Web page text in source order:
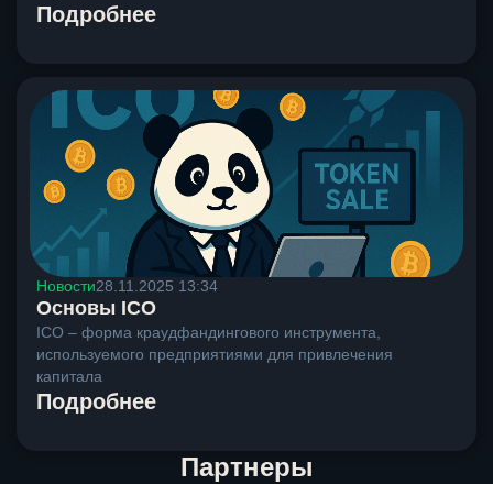
Подробнее
Новости28.11.2025 13:34
Основы ICO
ICO – форма краудфандингового инструмента,
используемого предприятиями для привлечения
капитала
Подробнее
Партнеры